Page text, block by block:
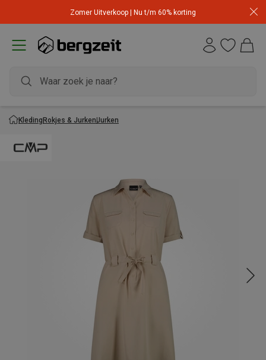
Zomer Uitverkoop | Nu t/m 60% korting
KledingRokjes & JurkenJurken